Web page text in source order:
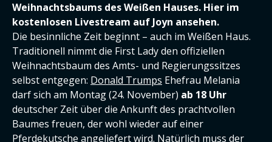
Weihnachtsbaums des Weißen Hauses. Hier im
kostenlosen Livestream auf Joyn ansehen.
Die besinnliche Zeit beginnt – auch im Weißen Haus.
Traditionell nimmt die First Lady den offiziellen
Weihnachtsbaum des Amts- und Regierungssitzes
selbst entgegen: Donald Trumps Ehefrau Melania
darf sich am Montag (24. November) ab 18 Uhr
deutscher Zeit über die Ankunft des prachtvollen
Baumes freuen, der wohl wieder auf einer
Pferdekutsche angeliefert wird. Natürlich muss der